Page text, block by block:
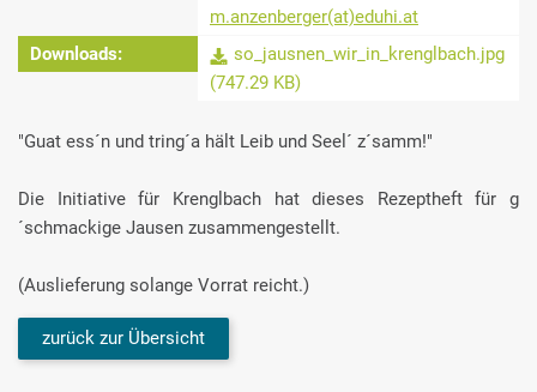
m.anzenberger(at)eduhi.at
Downloads:
so_jausnen_wir_in_krenglbach.jpg
(747.29 KB)
"Guat ess´n und tring´a hält Leib und Seel´ z´samm!"
Die Initiative für Krenglbach hat dieses Rezeptheft für g
´schmackige Jausen zusammengestellt.
(Auslieferung solange Vorrat reicht.)
zurück zur Übersicht